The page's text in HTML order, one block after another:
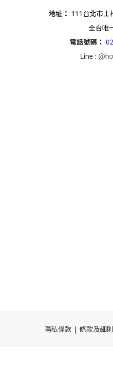
地址 ： 111台北市士
全台唯
電話號碼 ：
Line :
隱私條款 | 條款及細